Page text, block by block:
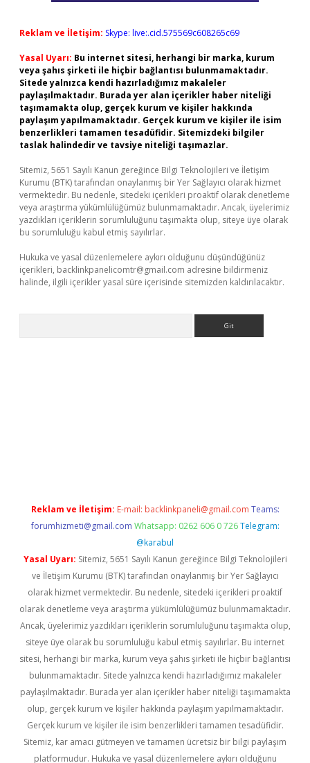
Reklam ve İletişim: Skype: live:.cid.575569c608265c69
Yasal Uyarı: Bu internet sitesi, herhangi bir marka, kurum
veya şahıs şirketi ile hiçbir bağlantısı bulunmamaktadır.
Sitede yalnızca kendi hazırladığımız makaleler
paylaşılmaktadır. Burada yer alan içerikler haber niteliği
taşımamakta olup, gerçek kurum ve kişiler hakkında
paylaşım yapılmamaktadır. Gerçek kurum ve kişiler ile isim
benzerlikleri tamamen tesadüfidir. Sitemizdeki bilgiler
taslak halindedir ve tavsiye niteliği taşımazlar.
Sitemiz, 5651 Sayılı Kanun gereğince Bilgi Teknolojileri ve İletişim
Kurumu (BTK) tarafından onaylanmış bir Yer Sağlayıcı olarak hizmet
vermektedir. Bu nedenle, sitedeki içerikleri proaktif olarak denetleme
veya araştırma yükümlülüğümüz bulunmamaktadır. Ancak, üyelerimiz
yazdıkları içeriklerin sorumluluğunu taşımakta olup, siteye üye olarak
bu sorumluluğu kabul etmiş sayılırlar.
Hukuka ve yasal düzenlemelere aykırı olduğunu düşündüğünüz
içerikleri, backlinkpanelicomtr@gmail.com adresine bildirmeniz
halinde, ilgili içerikler yasal süre içerisinde sitemizden kaldırılacaktır.
Reklam ve İletişim: E-mail: backlinkpaneli@gmail.com Teams:
forumhizmeti@gmail.com Whatsapp: 0262 606 0 726 Telegram:
@karabul
Yasal Uyarı: Sitemiz, 5651 Sayılı Kanun gereğince Bilgi Teknolojileri
ve İletişim Kurumu (BTK) tarafından onaylanmış bir Yer Sağlayıcı
olarak hizmet vermektedir. Bu nedenle, sitedeki içerikleri proaktif
olarak denetleme veya araştırma yükümlülüğümüz bulunmamaktadır.
Ancak, üyelerimiz yazdıkları içeriklerin sorumluluğunu taşımakta olup,
siteye üye olarak bu sorumluluğu kabul etmiş sayılırlar. Bu internet
sitesi, herhangi bir marka, kurum veya şahıs şirketi ile hiçbir bağlantısı
bulunmamaktadır. Sitede yalnızca kendi hazırladığımız makaleler
paylaşılmaktadır. Burada yer alan içerikler haber niteliği taşımamakta
olup, gerçek kurum ve kişiler hakkında paylaşım yapılmamaktadır.
Gerçek kurum ve kişiler ile isim benzerlikleri tamamen tesadüfidir.
Sitemiz, kar amacı gütmeyen ve tamamen ücretsiz bir bilgi paylaşım
platformudur. Hukuka ve yasal düzenlemelere aykırı olduğunu